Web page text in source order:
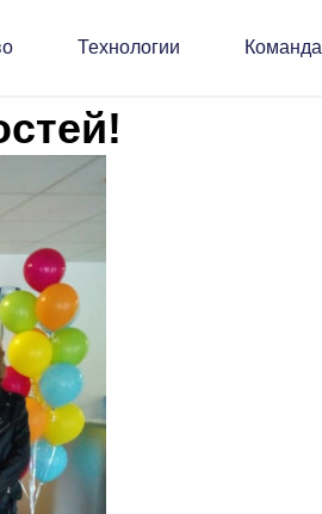
Технологии Команда